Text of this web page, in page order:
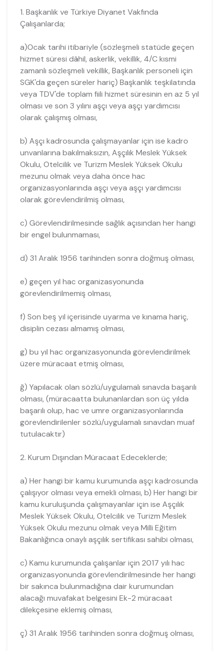
1. Başkanlık ve Türkiye Diyanet Vakfında
Çalışanlarda;
a)Ocak tarihi itibariyle (sözleşmeli statüde geçen
hizmet süresi dâhil, askerlik, vekillik, 4/C kısmi
zamanlı sözleşmeli vekillik, Başkanlık personeli için
SGK'da geçen süreler hariç) Başkanlık teşkilatında
veya TDV'de toplam fiili hizmet süresinin en az 5 yıl
olması ve son 3 yılını aşçı veya aşçı yardımcısı
olarak çalışmış olması,
b) Aşçı kadrosunda çalışmayanlar için ise kadro
unvanlarına bakılmaksızın, Aşçılık Meslek Yüksek
Okulu, Otelcilik ve Turizm Meslek Yüksek Okulu
mezunu olmak veya daha önce hac
organizasyonlarında aşçı veya aşçı yardımcısı
olarak görevlendirilmiş olması,
c) Görevlendirilmesinde sağlık açısından her hangi
bir engel bulunmaması,
d) 31 Aralık 1956 tarihinden sonra doğmuş olması,
e) geçen yıl hac organizasyonunda
görevlendirilmemiş olması,
f) Son beş yıl içerisinde uyarma ve kınama hariç,
disiplin cezası almamış olması,
g) bu yıl hac organizasyonunda görevlendirilmek
üzere müracaat etmiş olması,
ğ) Yapılacak olan sözlü/uygulamalı sınavda başarılı
olması, (müracaatta bulunanlardan son üç yılda
başarılı olup, hac ve umre organizasyonlarında
görevlendirilenler sözlü/uygulamalı sınavdan muaf
tutulacaktır)
2. Kurum Dışından Müracaat Edeceklerde;
a) Her hangi bir kamu kurumunda aşçı kadrosunda
çalışıyor olması veya emekli olması, b) Her hangi bir
kamu kuruluşunda çalışmayanlar için ise Aşçılık
Meslek Yüksek Okulu, Otelcilik ve Turizm Meslek
Yüksek Okulu mezunu olmak veya Milli Eğitim
Bakanlığınca onaylı aşçılık sertifikası sahibi olması,
c) Kamu kurumunda çalışanlar için 2017 yılı hac
organizasyonunda görevlendirilmesinde her hangi
bir sakınca bulunmadığına dair kurumundan
alacağı muvafakat belgesini Ek-2 müracaat
dilekçesine eklemiş olması,
ç) 31 Aralık 1956 tarihinden sonra doğmuş olması,